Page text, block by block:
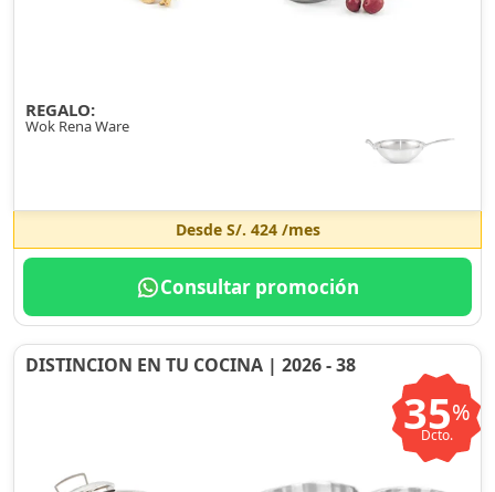
REGALO:
Wok Rena Ware
Desde S/. 424/mes
Consultar promoción
DISTINCION EN TU COCINA | 2026 - 38
35%
Dcto.